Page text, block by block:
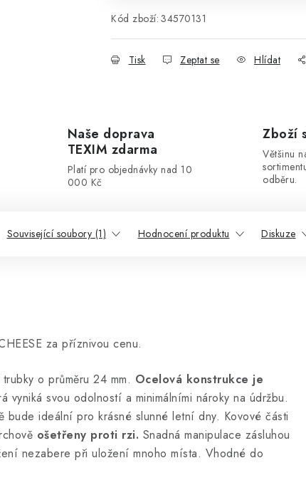
Kód zboží: 34570131
Tisk Zeptat se Hlídat
Naše doprava
TEXIM zdarma
Platí pro objednávky nad 10
000 Kč
Zboží
Většinu
odběru.
Související soubory (1) Hodnocení produktu Diskuze
za příznivou cenu.
o průměru 24 mm. Ocelová konstrukce je
vyniká svou odolností a minimálními nároky na údržbu.
bude ideální pro krásné slunné letní dny. Kovové části
ošetřeny proti rzi. Snadná manipulace zásluhou
nezabere při uložení mnoho místa. Vhodné do